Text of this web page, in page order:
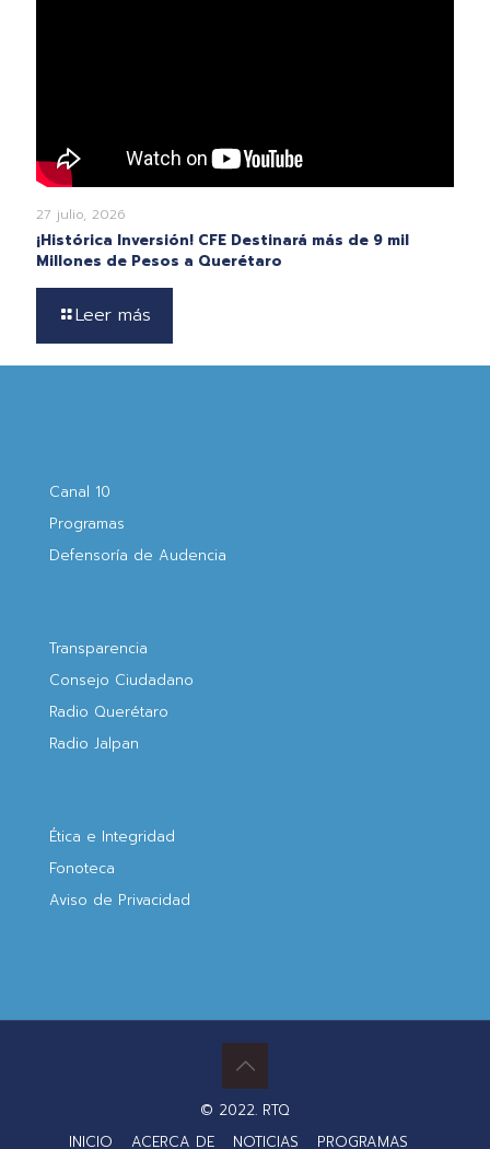
27 julio, 2026
¡Histórica Inversión! CFE Destinará más de 9 mil
Millones de Pesos a Querétaro
Leer más
Canal 10
Programas
Defensoría de Audencia
Transparencia
Consejo Ciudadano
Radio Querétaro
Radio Jalpan
Ética e Integridad
Fonoteca
Aviso de Privacidad
© 2022. RTQ
INICIO
ACERCA DE NOTICIAS PROGRAMAS